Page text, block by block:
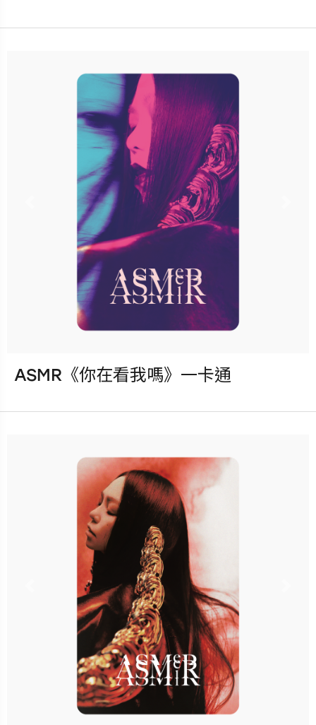
卡種：一卡通儲值卡-普通卡
已完售
Previous
發行：2023-03-31
卡種：一卡通儲值卡-普通卡
已完售
ASMR《你在看我嗎》一卡通
Previous